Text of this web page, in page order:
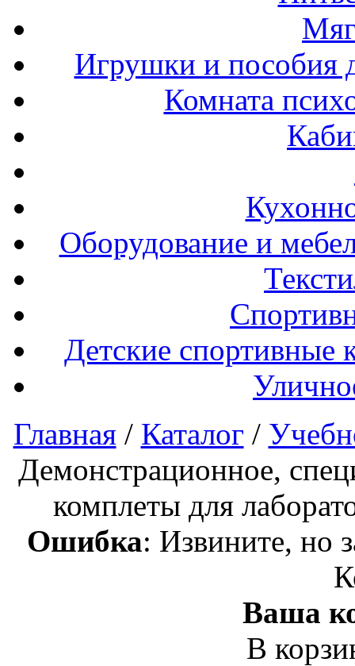
Игрушки и пособия
Комната
Оборудование и
Детские спортивные
Главная/ Каталог /
Демонстрационное,
комплеты для
Ошибка: Извините, но
Ваша
В